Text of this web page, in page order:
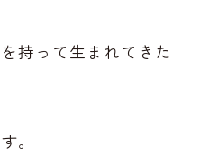
持って生まれてきた
。